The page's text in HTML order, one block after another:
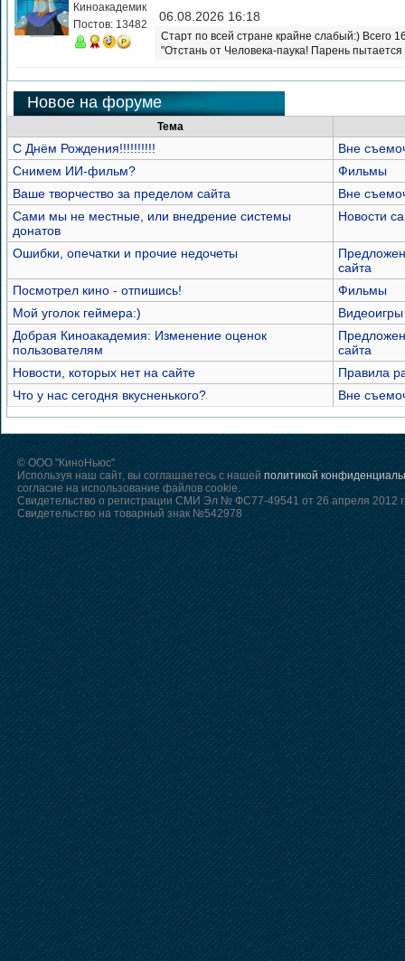
Киноакадемик
Постов: 13482
06.08.2026 16:18
Старт по всей стране крайне слабый:) Всего
"Отстань от Человека-паука! Парень
Новое на форуме
Тема
С Днём Рождения!!!!!!!!!!
Вне
Снимем ИИ-фильм?
Фильмы
Ваше творчество за пределом сайта
Вне
Сами мы не местные, или внедрение системы
донатов
Новости
Ошибки, опечатки и прочие недочеты
сайта
Посмотрел кино - отпишись!
Фильмы
Мой уголок геймера:)
Видеоигры
Добрая Киноакадемия: Изменение оценок
пользователям
сайта
Новости, которых нет на сайте
Правила
Что у нас сегодня вкусненького?
Вне
© ООО "КиноНьюс"
Используя наш сайт, вы соглашаетесь с нашей политикой
согласие на использование файлов cookie.
Свидетельство о регистрации СМИ Эл № ФС77-49541 от 26 апреля 2012 г.
Свидетельство на товарный знак №542978